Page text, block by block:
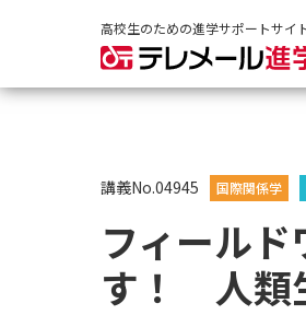
高校生のための進学サポートサイ
講義No.04945 国際関係学
フィール
す！ 人類